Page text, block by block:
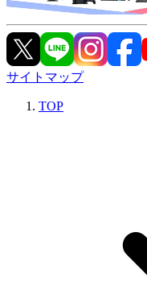
サイトマップ
TOP